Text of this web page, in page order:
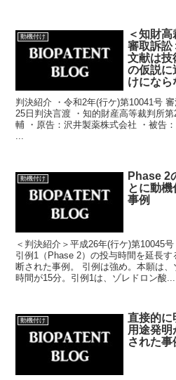
動機付け
＜知財
審取訴
文献は技
の仮説に
けになら
判決紹介 ・令和2年(行ケ)第10041号
25日判決言渡 ・知的財産高等裁判所
輔 ・原告：沢井製薬株式会社 ・被告
...
動機付け
Phase 2
とに動
事例
＜判決紹介＞平成26年(行ケ)第10045
引例1（Phase 2）の投与時間を延長す
断された事例。 引例は強め。本願は
時間が15分。引例1は、ゾレドロン酸...
動機付け
直接的に
用途発
された事